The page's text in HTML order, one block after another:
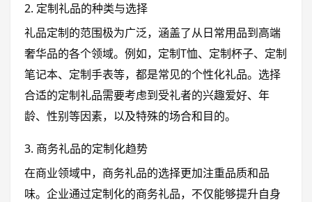
2. 定制礼品的种类与选择
礼品定制的范围极为广泛，涵盖了从日常用品到高端
奢华品的各个领域。例如，定制T恤、定制杯子、定制
笔记本、定制手表等，都是常见的个性化礼品。选择
合适的定制礼品需要考虑到受礼者的兴趣爱好、年
龄、性别等因素，以及特殊的场合和目的。
3. 商务礼品的定制化趋势
在商业领域中，商务礼品的选择更加注重品质和品
味。企业通过定制化的商务礼品，不仅能够提升自身